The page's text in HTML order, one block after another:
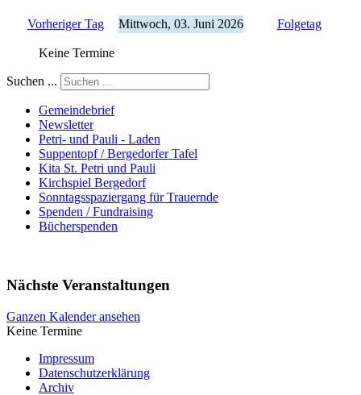
Vorheriger Tag Mittwoch, 03. Juni 2026 Folgetag
Keine Termine
Suchen ...
Gemeindebrief
Newsletter
Petri- und Pauli - Laden
Suppentopf / Bergedorfer Tafel
Kita St. Petri und Pauli
Kirchspiel Bergedorf
Sonntagsspaziergang für Trauernde
Spenden / Fundraising
Bücherspenden
Nächste Veranstaltungen
Ganzen Kalender ansehen
Keine Termine
Impressum
Datenschutzerklärung
Archiv